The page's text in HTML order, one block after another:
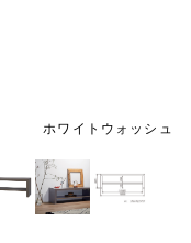
ホワイトウォッシュ